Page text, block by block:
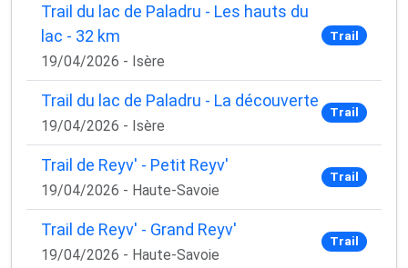
Trail du lac de Paladru - Les hauts du
lac - 32 km
19/04/2026 - Isère
Trail
Trail du lac de Paladru - La découverte
19/04/2026 - Isère
Trail
Trail de Reyv' - Petit Reyv'
19/04/2026 - Haute-Savoie
Trail
Trail de Reyv' - Grand Reyv'
19/04/2026 - Haute-Savoie
Trail